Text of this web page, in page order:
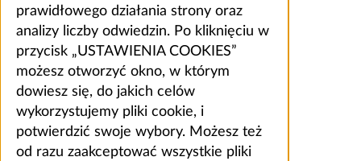
prawidłowego działania strony oraz
analizy liczby odwiedzin. Po kliknięciu w
przycisk „USTAWIENIA COOKIES”
możesz otworzyć okno, w którym
dowiesz się, do jakich celów
wykorzystujemy pliki cookie, i
potwierdzić swoje wybory. Możesz też
od razu zaakceptować wszystkie pliki